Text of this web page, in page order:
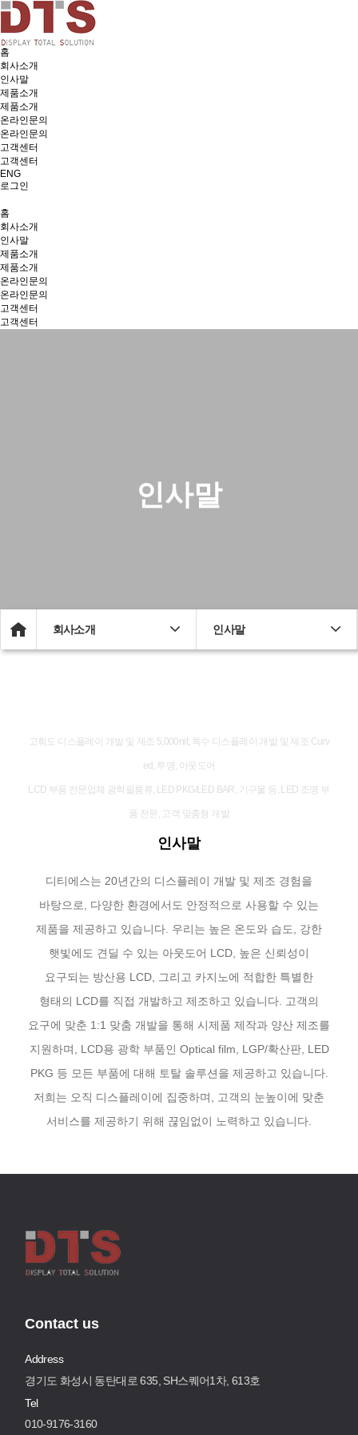
홈
회사소개
인사말
제품소개
제품소개
온라인문의
온라인문의
고객센터
고객센터
ENG
로그인
홈
회사소개
인사말
제품소개
제품소개
온라인문의
온라인문의
고객센터
고객센터
인사말
회사소개 인사말
고휘도 디스플레이 개발 및 제조 5,000nit, 특수 디스플레이 개발 및 제조 Curv
ed, 투명, 아웃도어
LCD 부품 전문업체 광학필름류, LED PKG/LED BAR, 기구물 등, LED 조명 부
품 전문, 고객 맞춤형 개발
인사말
디티에스는 20년간의 디스플레이 개발 및 제조 경험을
바탕으로, 다양한 환경에서도 안정적으로 사용할 수 있는
제품을 제공하고 있습니다. 우리는 높은 온도와 습도, 강한
햇빛에도 견딜 수 있는 아웃도어 LCD, 높은 신뢰성이
요구되는 방산용 LCD, 그리고 카지노에 적합한 특별한
형태의 LCD를 직접 개발하고 제조하고 있습니다.
고객의
요구에 맞춘 1:1 맞춤 개발을 통해 시제품 제작과 양산 제조를
지원하며, LCD용 광학 부품인 Optical film, LGP/확산판, LED
PKG 등 모든 부품에 대해 토탈 솔루션을 제공하고 있습니다.
저희는 오직 디스플레이에 집중하며, 고객의 눈높이에 맞춘
서비스를 제공하기 위해 끊임없이 노력하고 있습니다.
Contact us
Address
경기도 화성시 동탄대로 635, SH스퀘어1차, 613호
Tel
010-9176-3160